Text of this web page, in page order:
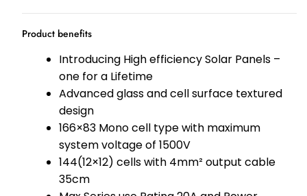
Product benefits
Introducing High efficiency Solar Panels –
one for a Lifetime
Advanced glass and cell surface textured
design
166×83 Mono cell type with maximum
system voltage of 1500V
144(12×12) cells with 4mm² output cable
35cm